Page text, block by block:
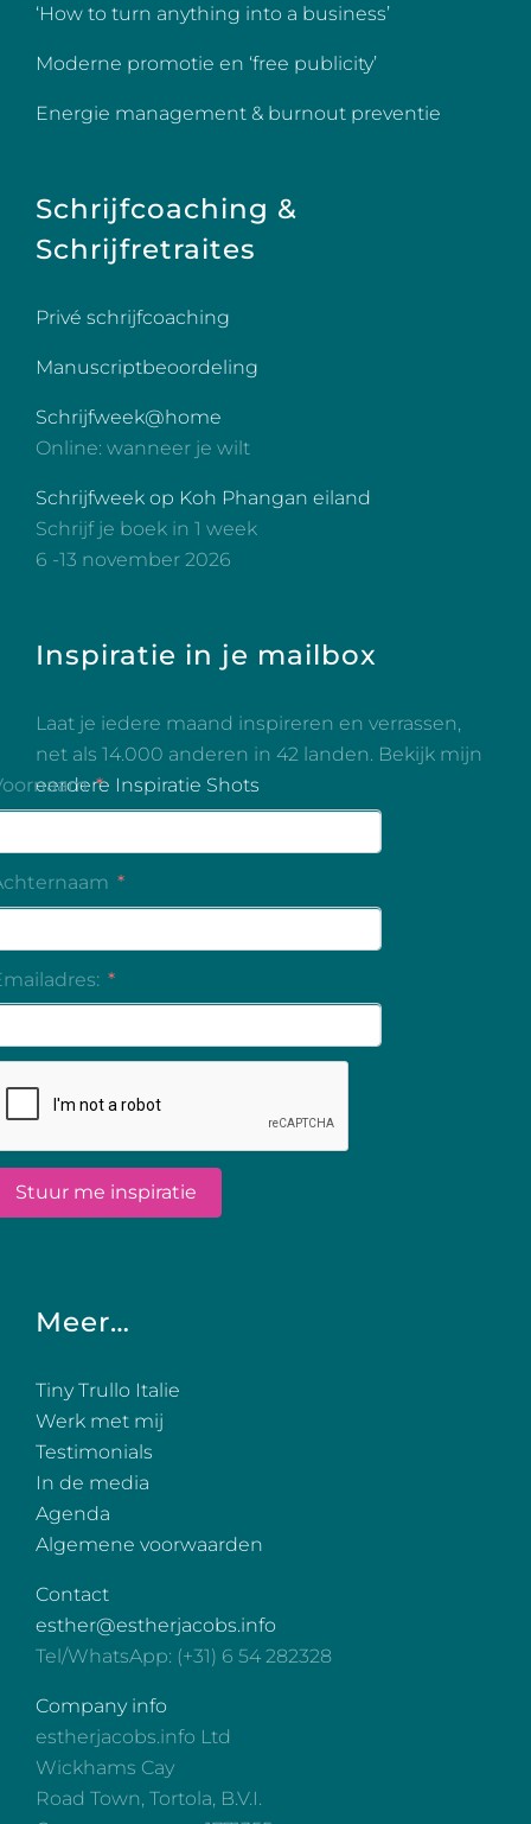
‘How to turn anything into a business’
Moderne promotie en ‘free publicity’
Energie management & burnout preventie
Schrijfcoaching &
Schrijfretraites
Privé schrijfcoaching
Manuscriptbeoordeling
Schrijfweek@home
Online: wanneer je wilt
Schrijfweek op Koh Phangan eiland
Schrijf je boek in 1 week
6 -13 november 2026
Inspiratie in je mailbox
Laat je iedere maand inspireren en verrassen,
net als 14.000 anderen in 42 landen. Bekijk mijn
eerdere Inspiratie Shots
Meer…
Tiny Trullo Italie
Werk met mij
Testimonials
In de media
Agenda
Algemene voorwaarden
Contact
esther@estherjacobs.info
Tel/WhatsApp: (+31) 6 54 282328
Company info
estherjacobs.info Ltd
Wickhams Cay
Road Town, Tortola, B.V.I.